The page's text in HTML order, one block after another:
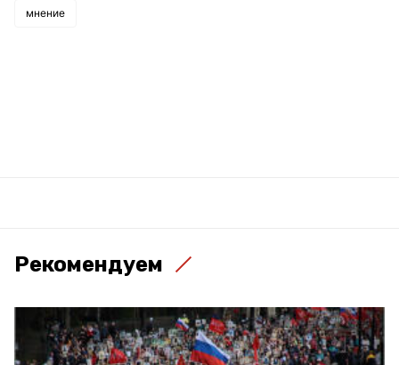
мнение
Рекомендуем